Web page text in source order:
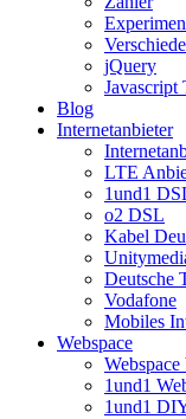
jQuery
Javascript
Blog
Internetanbieter
LTE
1und1
o2 DSL
Kabel
Deutsche
Vodafone
Mobiles
Webspace
1und1
1und1